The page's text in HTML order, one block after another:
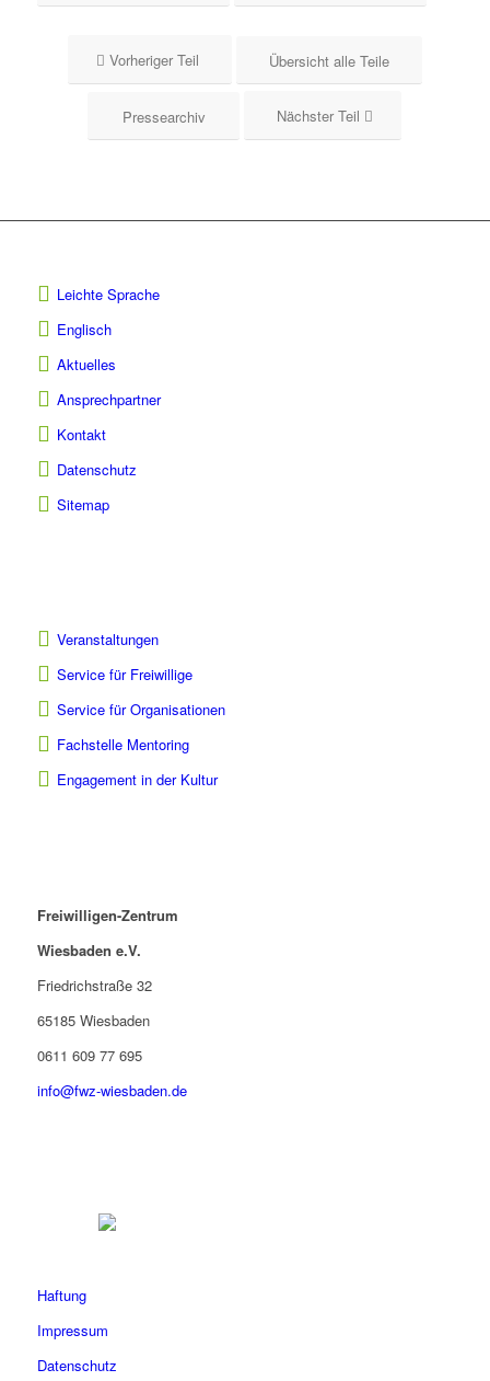
Vorheriger Teil Übersicht alle Teile
Pressearchiv Nächster Teil
Leichte Sprache
Englisch
Aktuelles
Ansprechpartner
Kontakt
Datenschutz
Sitemap
Veranstaltungen
Service für Freiwillige
Service für Organisationen
Fachstelle Mentoring
Engagement in der Kultur
Freiwilligen-Zentrum
Wiesbaden e.V.
Friedrichstraße 32
65185 Wiesbaden
0611 609 77 695
info@fwz-wiesbaden.de
Haftung
Impressum
Datenschutz